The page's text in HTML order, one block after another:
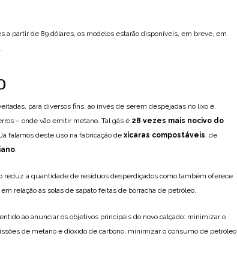
a partir de 89 dólares, os modelos estarão disponíveis, em breve, em
para diversos fins, ao invés de serem despejadas no lixo e,
– onde vão emitir metano. Tal gás é 28 vezes mais nocivo do
falamos deste uso na fabricação de xícaras compostáveis, de
.
reduz a quantidade de resíduos desperdiçados como também oferece
relação às solas de sapato feitas de borracha de petróleo.
ao anunciar os objetivos principais do novo calçado: minimizar o
de metano e dióxido de carbono, minimizar o consumo de petróleo